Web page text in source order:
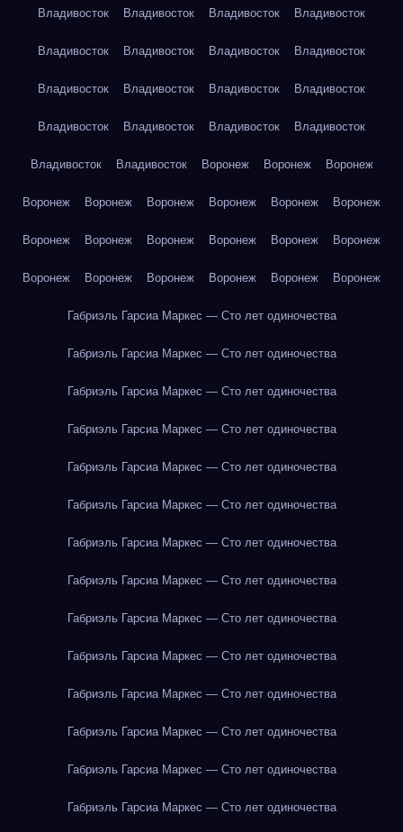
Владивосток Владивосток Владивосток Владивосток
Владивосток Владивосток Владивосток Владивосток
Владивосток Владивосток Владивосток Владивосток
Владивосток Владивосток Владивосток Владивосток
Владивосток Владивосток Воронеж Воронеж Воронеж
Воронеж Воронеж Воронеж Воронеж Воронеж Воронеж
Воронеж Воронеж Воронеж Воронеж Воронеж Воронеж
Воронеж Воронеж Воронеж Воронеж Воронеж Воронеж
Габриэль Гарсиа Маркес — Сто лет одиночества
Габриэль Гарсиа Маркес — Сто лет одиночества
Габриэль Гарсиа Маркес — Сто лет одиночества
Габриэль Гарсиа Маркес — Сто лет одиночества
Габриэль Гарсиа Маркес — Сто лет одиночества
Габриэль Гарсиа Маркес — Сто лет одиночества
Габриэль Гарсиа Маркес — Сто лет одиночества
Габриэль Гарсиа Маркес — Сто лет одиночества
Габриэль Гарсиа Маркес — Сто лет одиночества
Габриэль Гарсиа Маркес — Сто лет одиночества
Габриэль Гарсиа Маркес — Сто лет одиночества
Габриэль Гарсиа Маркес — Сто лет одиночества
Габриэль Гарсиа Маркес — Сто лет одиночества
Габриэль Гарсиа Маркес — Сто лет одиночества